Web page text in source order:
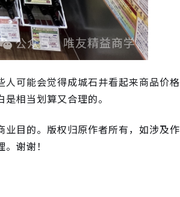
可能会觉得成城石井看起来商品价格
相当划算又合理的。
目的。版权归原作者所有，如涉及作
谢谢！